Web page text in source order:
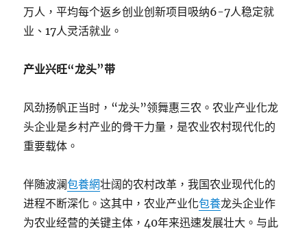
万人，平均每个返乡创业创新项目吸纳6-7人稳定就
业、17人灵活就业。
产业兴旺“龙头”带
风劲扬帆正当时，“龙头”领舞惠三农。农业产业化龙
头企业是乡村产业的骨干力量，是农业农村现代化的
重要载体。
伴随波澜包養網壮阔的农村改革，我国农业现代化的
进程不断深化。这其中，农业产业化包養龙头企业作
为农业经营的关键主体，40年来迅速发展壮大。与此